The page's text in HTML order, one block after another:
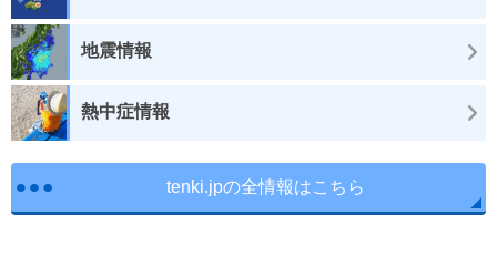
地震情報
熱中症情報
tenki.jpの全情報はこちら